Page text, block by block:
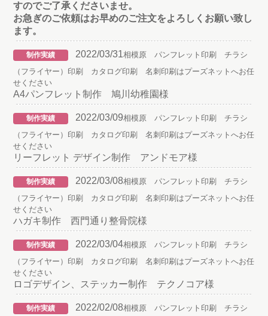
すのでご了承くださいませ。
お急ぎのご依頼はお早めのご注文をよろしくお願い致し
ます。
制作実績 2022/03/31相模原 パンフレット印刷 チラシ
（フライヤー）印刷 カタログ印刷 名刺印刷はプーズネットへお任
せください
A4パンフレット制作 鳩川幼稚園様
制作実績 2022/03/09相模原 パンフレット印刷 チラシ
（フライヤー）印刷 カタログ印刷 名刺印刷はプーズネットへお任
せください
リーフレット デザイン制作 アンドモア様
制作実績 2022/03/08相模原 パンフレット印刷 チラシ
（フライヤー）印刷 カタログ印刷 名刺印刷はプーズネットへお任
せください
ハガキ制作 西門通り整骨院様
制作実績 2022/03/04相模原 パンフレット印刷 チラシ
（フライヤー）印刷 カタログ印刷 名刺印刷はプーズネットへお任
せください
ロゴデザイン、ステッカー制作 テクノコア様
制作実績 2022/02/08相模原 パンフレット印刷 チラシ